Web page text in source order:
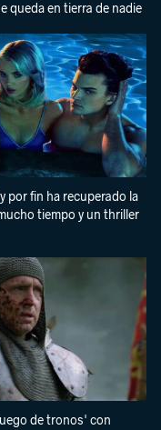
queda en tierra de nadie
por fin ha recuperado la
tiempo y un thriller
de tronos' con